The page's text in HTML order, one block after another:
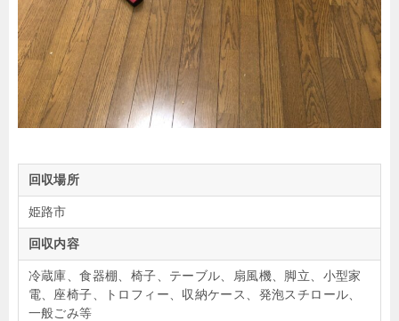
回収場所
姫路市
回収内容
冷蔵庫、食器棚、椅子、テーブル、扇風機、脚立、小型家
電、座椅子、トロフィー、収納ケース、発泡スチロール、
一般ごみ等